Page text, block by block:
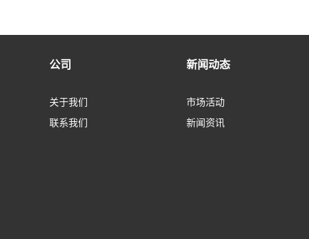
公司
关于我们
联系我们
新闻动态
市场活动
新闻资讯